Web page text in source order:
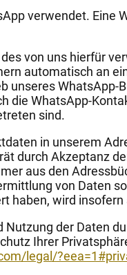
verwendet. Eine
von uns hierfür
automatisch an
unseres WhatsApp-
die WhatsApp-
sind.
in unserem
durch Akzeptanz
aus den
von Daten
haben, wird
der Daten
Ihrer
/legal /